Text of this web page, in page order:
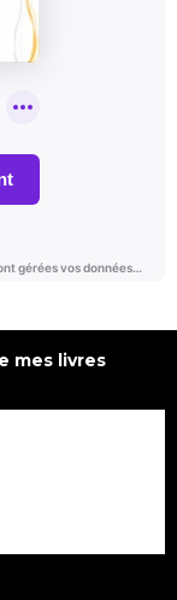
mes livres